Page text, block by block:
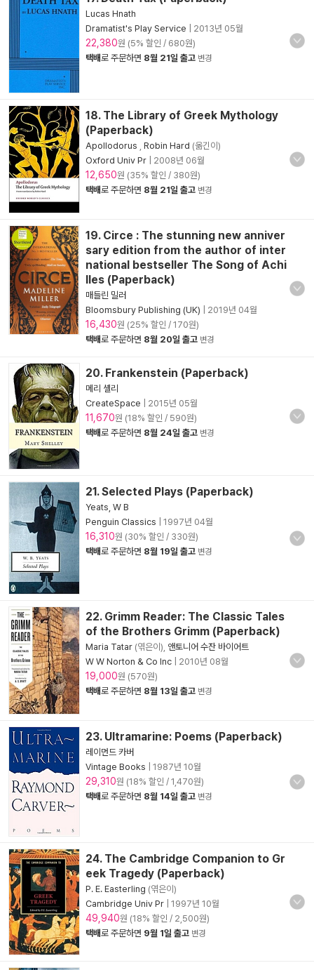
Lucas Hnath
Dramatist's Play Service
2013년 05월
22,380원 (5% 할인 / 680원)
택배로 주문하면 8월 21일 출고 변경
18. The Library of Greek Mythology
(Paperback)
Apollodorus Robin Hard (옮긴이)
Oxford Univ Pr
2008년 06월
12,650원 (35% 할인 / 380원)
택배로 주문하면 8월 21일 출고 변경
19. Circe : The stunning new anniver
sary edition from the author of inter
national bestseller The Song of Achi
lles (Paperback)
매들린 밀러
Bloomsbury Publishing (UK)
2019년 04월
16,430원 (25% 할인 / 170원)
택배로 주문하면 8월 20일 출고 변경
20. Frankenstein (Paperback)
메리 셸리
CreateSpace
2015년 05월
11,670원 (18% 할인 / 590원)
택배로 주문하면 8월 24일 출고 변경
21. Selected Plays (Paperback)
Yeats, W B
Penguin Classics
1997년 04월
16,310원 (30% 할인 / 330원)
택배로 주문하면 8월 19일 출고 변경
22. Grimm Reader: The Classic Tales
of the Brothers Grimm (Paperback)
Maria Tatar (엮은이), 앤토니어 수잔 바이어트
W W Norton & Co Inc
2010년 08월
19,000원 (570원)
택배로 주문하면 8월 13일 출고 변경
23. Ultramarine: Poems (Paperback)
레이먼드 카버
Vintage Books
1987년 10월
29,310원 (18% 할인 / 1,470원)
택배로 주문하면 8월 14일 출고 변경
24. The Cambridge Companion to Gr
eek Tragedy (Paperback)
P. E. Easterling (엮은이)
Cambridge Univ Pr
1997년 10월
49,940원 (18% 할인 / 2,500원)
택배로 주문하면 9월 1일 출고 변경